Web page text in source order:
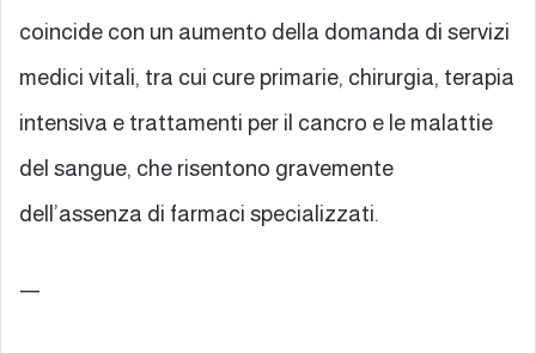
coincide con un aumento della domanda di servizi
medici vitali, tra cui cure primarie, chirurgia, terapia
intensiva e trattamenti per il cancro e le malattie
del sangue, che risentono gravemente
dell’assenza di farmaci specializzati.
—